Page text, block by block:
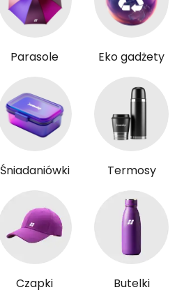
Parasole Eko gadżety
Śniadaniówki Termosy
Czapki Butelki